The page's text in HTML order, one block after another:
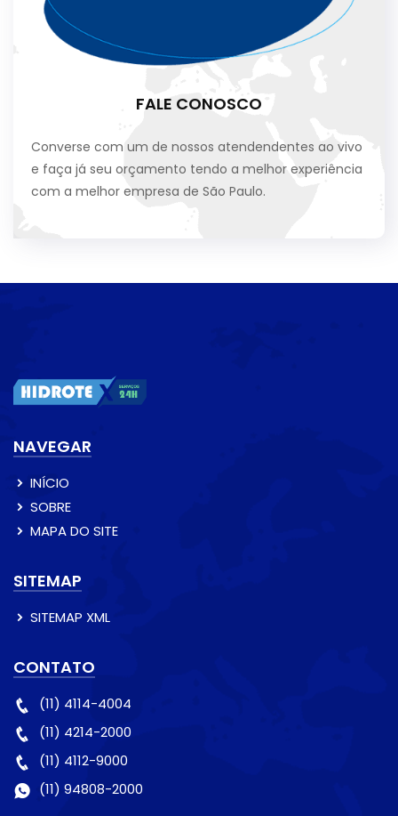
FALE CONOSCO
Converse com um de nossos atendendentes ao vivo
e faça já seu orçamento tendo a melhor experiência
com a melhor empresa de São Paulo.
NAVEGAR
INÍCIO
SOBRE
MAPA DO SITE
SITEMAP
SITEMAP XML
CONTATO
(11) 4114-4004
(11) 4214-2000
(11) 4112-9000
(11) 94808-2000